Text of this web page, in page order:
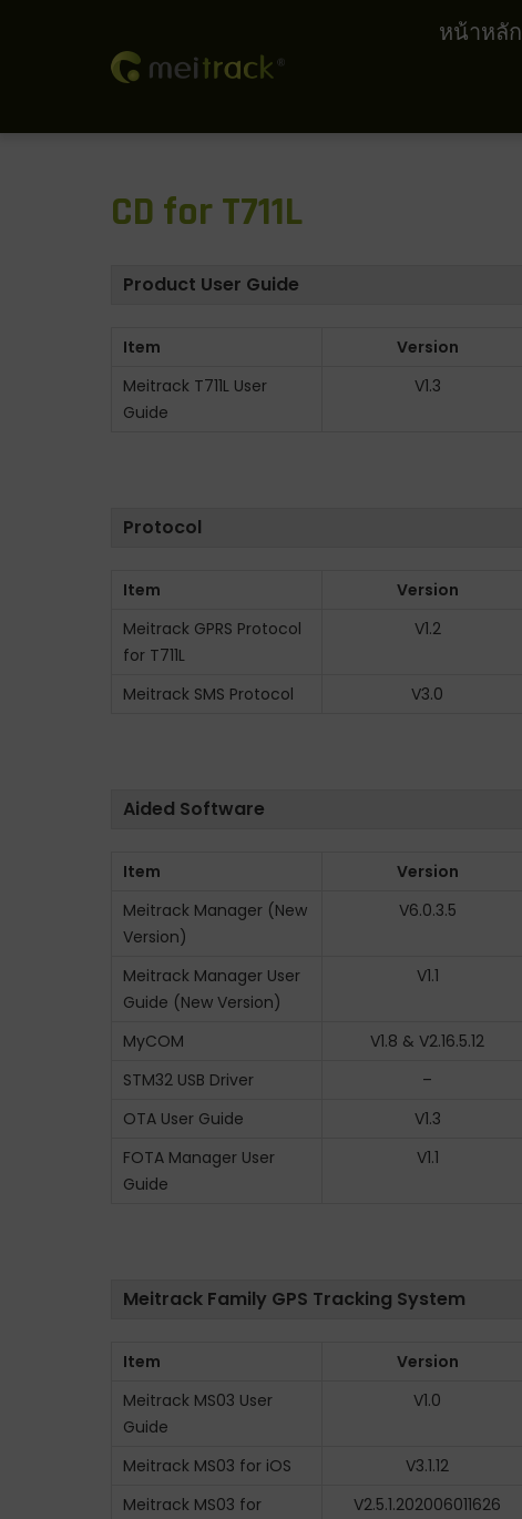
S
t
S
t
หน้าหลัก
CD for T711L
Product User Guide
Item Version
Meitrack T711L User
Guide
V1.3
Protocol
Item Version
Meitrack GPRS Protocol
for T711L
V1.2
Meitrack SMS Protocol V3.0
Aided Software
Item Version
Meitrack Manager (New
Version)
V6.0.3.5
Meitrack Manager User
Guide (New Version)
V1.1
MyCOM V1.8 & V2.16.5.12
STM32 USB Driver
–
OTA User Guide
V1.3
FOTA Manager User
Guide
V1.1
Meitrack Family GPS Tracking System
Item Version
Meitrack MS03 User
Guide
V1.0
Meitrack MS03 for iOS V3.1.12
Meitrack MS03 for
V2.5.1.202006011626